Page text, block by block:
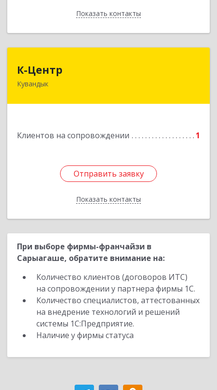
Показать контакты
Назад
К-Центр
Кувандык
Клиентов на сопровождении 1
Отправить заявку
Показать контакты
462243, Оренбургская обл, Кувандыкский р-н,
Отправить заявку
Назад
При выборе фирмы-франчайзи в
Сарыагаше, обратите внимание на:
Количество клиентов (договоров ИТС)
на сопровождении у партнера фирмы 1С.
Количество специалистов, аттестованных
на внедрение технологий и решений
системы 1С:Предприятие.
Наличие у фирмы статуса